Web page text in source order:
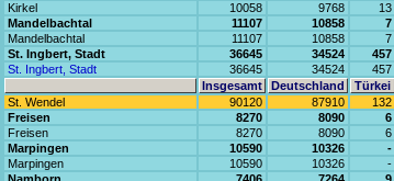
Kirkel
10058 9768 13
Mandelbachtal
11107 10858 7
Mandelbachtal
11107 10858 7
St. Ingbert, Stadt
36645 34524 457
St. Ingbert, Stadt
36645 34524 457
Insgesamt
Deutschland Türkei
St. Wendel
90120 87910 132
Freisen
8270 8090 6
Freisen
8270 8090 6
Marpingen
10590 10326 -
Marpingen
10590 10326 -